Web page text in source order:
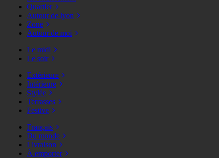
Quartier
Autour de lyon
Zone
Autour de moi
Le midi
Le soir
Extérieure
Intérieure
Stylée
Terrasses
Festive
Français
Du monde
Livraison
À emporter